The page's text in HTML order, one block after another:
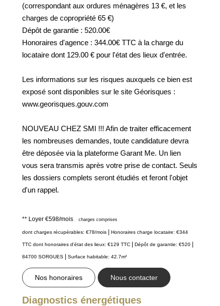
(correspondant aux ordures ménagères 13 €, et les
charges de copropriété 65 €)
Dépôt de garantie : 520.00€
Honoraires d'agence : 344.00€ TTC à la charge du
locataire dont 129.00 € pour l'état des lieux d'entrée.
Les informations sur les risques auxquels ce bien est
exposé sont disponibles sur le site Géorisques :
www.georisques.gouv.com
NOUVEAU CHEZ SMI !!! Afin de traiter efficacement
les nombreuses demandes, toute candidature devra
être déposée via la plateforme Garant Me. Un lien
vous sera transmis après votre prise de contact. Seuls
les dossiers complets seront étudiés et feront l'objet
d'un rappel.
** Loyer €598/mois charges comprises
dont charges récupérables: €78/mois | Honoraires charge locataire: €344
TTC dont honoraires d'état des lieux: €129 TTC | Dépôt de garantie: €520 |
84700 SORGUES | Surface habitable: 42.7m²
Nos honoraires Nous contacter
Diagnostics énergétiques